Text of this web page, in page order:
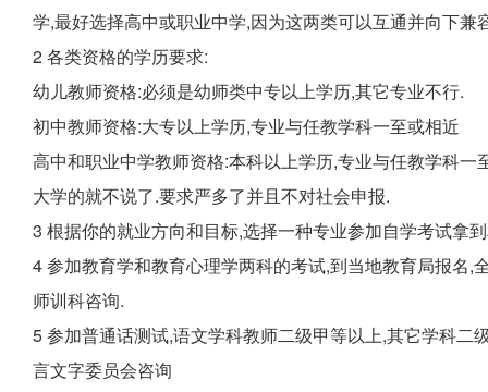
学,最好选择高中或职业中学,因为这两类可以互通并向下兼
2 各类资格的学历要求:
幼儿教师资格:必须是幼师类中专以上学历,其它专业不行.
初中教师资格:大专以上学历,专业与任教学科一至或相近
高中和职业中学教师资格:本科以上学历,专业与任教学科一
大学的就不说了.要求严多了并且不对社会申报.
3 根据你的就业方向和目标,选择一种专业参加自学考试拿
4 参加教育学和教育心理学两科的考试,到当地教育局报名,
师训科咨询.
5 参加普通话测试,语文学科教师二级甲等以上,其它学科二
言文字委员会咨询